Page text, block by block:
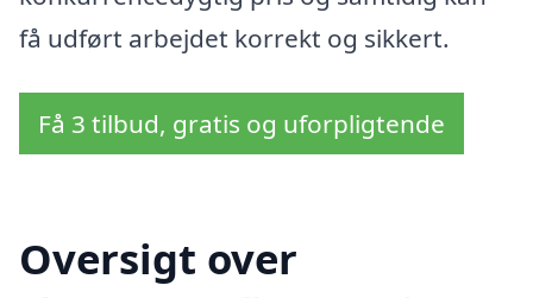
få udført arbejdet korrekt og sikkert.
Få 3 tilbud, gratis og uforpligtende
Oversigt over